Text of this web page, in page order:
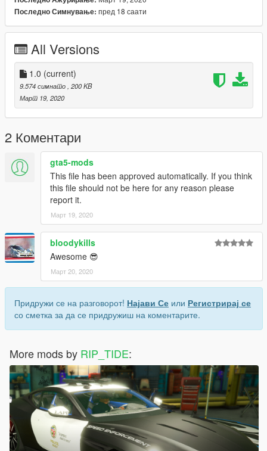
Последно Симнување: пред 18 саати
All Versions
1.0 (current)
9.574 симнато , 200 KB
Март 19, 2020
2 Коментари
gta5-mods
This file has been approved automatically. If you think
this file should not be here for any reason please
report it.
Март 19, 2020
bloodykills
Awesome 😎
Март 20, 2020
Придружи се на разговорот! Најави Се или Регистрирај се
со сметка за да се придружиш на коментарите.
More mods by RIP_TIDE: